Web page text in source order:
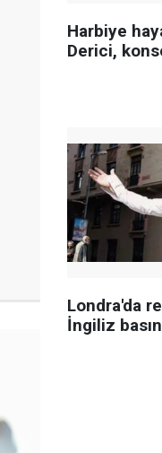
Harbiye
Derici,
Londra'da
İngiliz